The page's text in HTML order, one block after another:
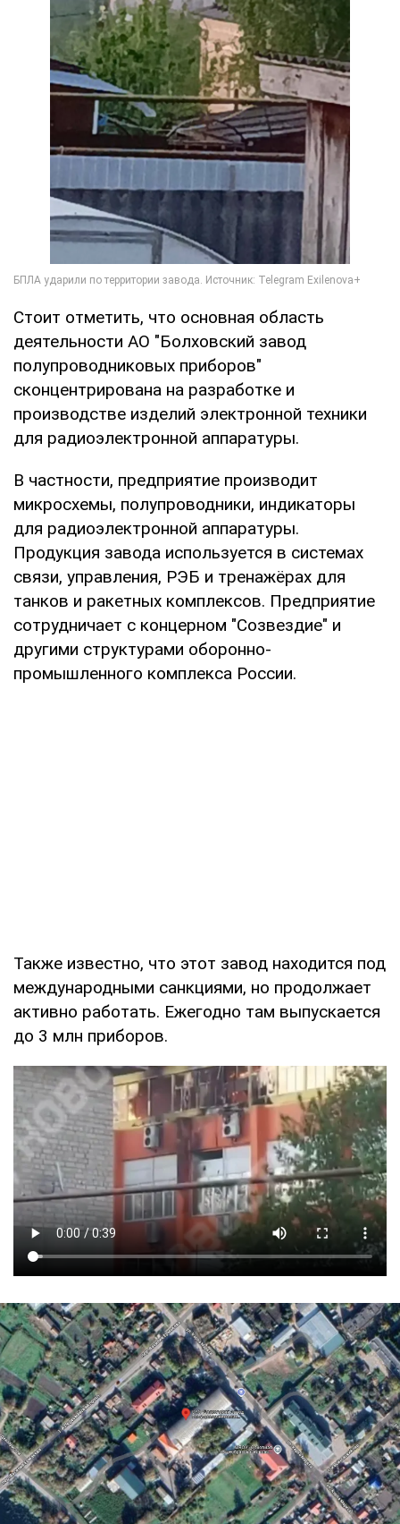
Стоит отметить, что основная область
деятельности АО "Болховский завод
полупроводниковых приборов"
сконцентрирована на разработке и
производстве изделий электронной техники
для радиоэлектронной аппаратуры.
В частности, предприятие производит
микросхемы, полупроводники, индикаторы
для радиоэлектронной аппаратуры.
Продукция завода используется в системах
связи, управления, РЭБ и тренажёрах для
танков и ракетных комплексов. Предприятие
сотрудничает с концерном "Созвездие" и
другими структурами оборонно-
промышленного комплекса России.
Также известно, что этот завод находится под
международными санкциями, но продолжает
активно работать. Ежегодно там выпускается
до 3 млн приборов.